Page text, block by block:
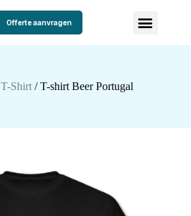
Offerte aanvragen
T-Shirt/ T-shirt Beer Portugal